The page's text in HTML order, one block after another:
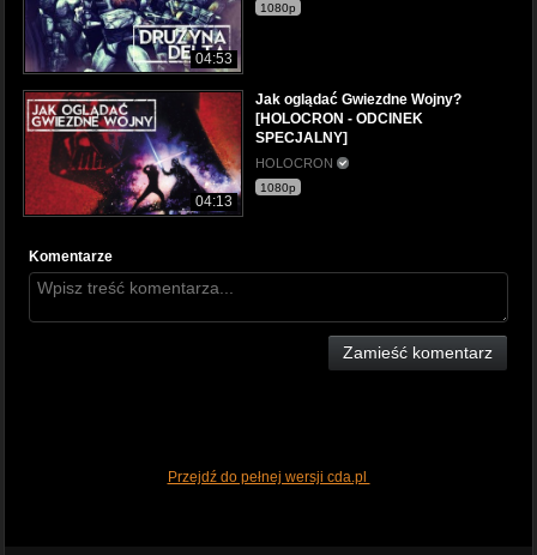
04:53
1080p
04:13
Jak oglądać Gwiezdne Wojny?
[HOLOCRON - ODCINEK
SPECJALNY]
HOLOCRON
1080p
Komentarze
Zamieść komentarz
Przejdź do pełnej wersji cda.pl